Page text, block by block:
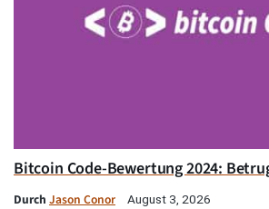
Bitcoin Code-Bewertung 2024:
Durch Jason Conor August 3, 2026